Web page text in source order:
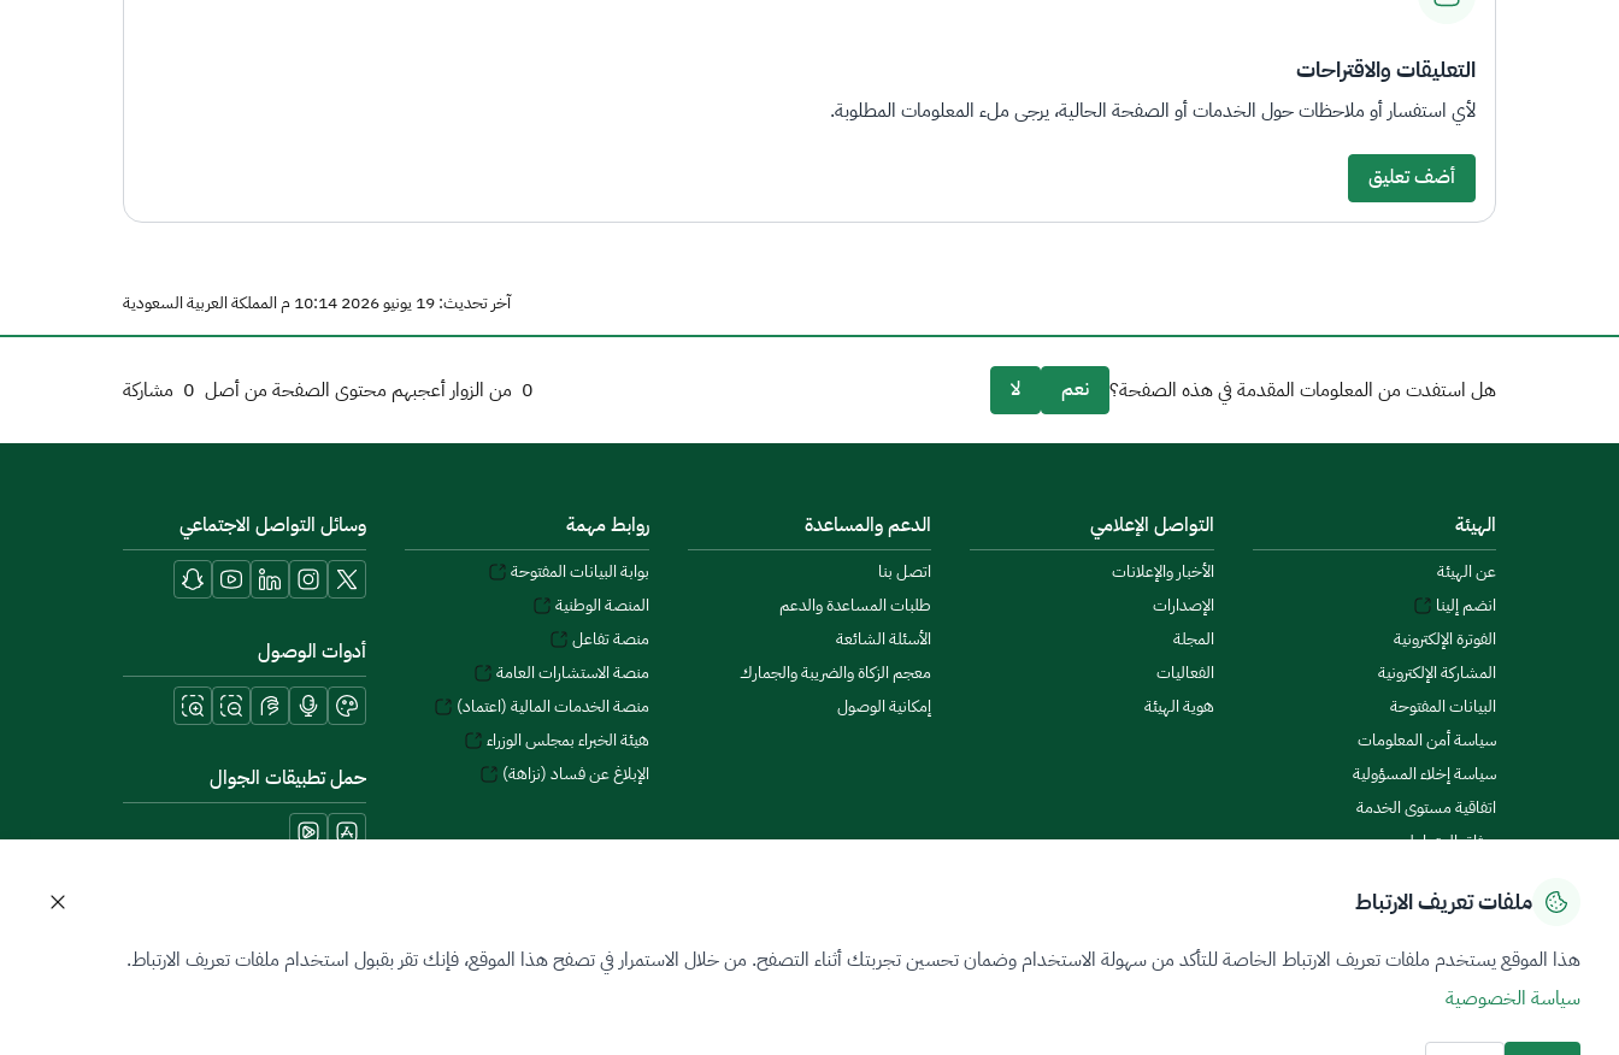
التعليقات والاقتراحات
لأي استفسار أو ملاحظات حول الخدمات أو الصفحة الحالية، يرجى ملء المعلومات المطلوبة.
أضف تعليق
آخر تحديث: 19 يونيو 2026 10:14 م المملكة العربية السعودية
0 من الزوار أعجبهم محتوى الصفحة من أصل 0 مشاركة هل استفدت من المعلومات المقدمة في هذه الصفحة؟ نعم لا
الهيئة
عن الهيئة
انضم إلينا
الفوترة الإلكترونية
المشاركة الإلكترونية
البيانات المفتوحة
سياسة أمن المعلومات
سياسة إخلاء المسؤولية
اتفاقية مستوى الخدمة
ميثاق المتعاملين
التواصل الإعلامي
الأخبار والإعلانات
الإصدارات
المجلة
الفعاليات
هوية الهيئة
الدعم والمساعدة
اتصل بنا
طلبات المساعدة والدعم
الأسئلة الشائعة
معجم الزكاة والضريبة والجمارك
إمكانية الوصول
روابط مهمة
بوابة البيانات المفتوحة
المنصة الوطنية
منصة تفاعل
منصة الاستشارات العامة
منصة الخدمات المالية (اعتماد)
هيئة الخبراء بمجلس الوزراء
الإبلاغ عن فساد (نزاهة)
وسائل التواصل الاجتماعي
أدوات الوصول
حمل تطبيقات الجوال
جميع الحقوق محفوظة 2026 © ZATCA.GOV.SA
ملفات تعريف الارتباط
هذا الموقع يستخدم ملفات تعريف الارتباط الخاصة للتأكد من سهولة الاستخدام وضمان تحسين تجربتك أثناء التصفح. من خلال الاستمرار في تصفح هذا الموقع، فإنك تقر بقبول استخدام ملفات تعريف الارتباط.
سياسة الخصوصية